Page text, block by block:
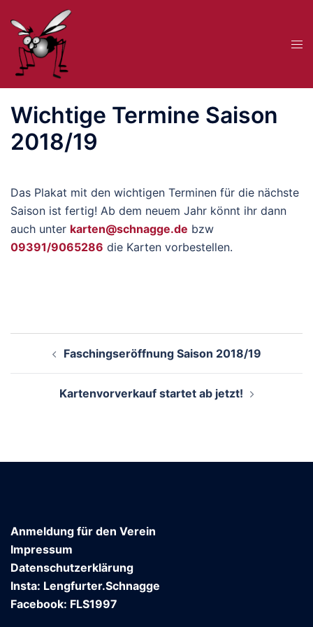
Inhalt
springen
Wichtige Termine Saison
2018/19
Das Plakat mit den wichtigen Terminen für die nächste
Saison ist fertig! Ab dem neuem Jahr könnt ihr dann
auch unter karten@schnagge.de bzw
09391/9065286 die Karten vorbestellen.
Faschingseröffnung Saison 2018/19
Kartenvorverkauf startet ab jetzt!
Anmeldung für den Verein
Impressum
Datenschutzerklärung
Insta: Lengfurter.Schnagge
Facebook: FLS1997